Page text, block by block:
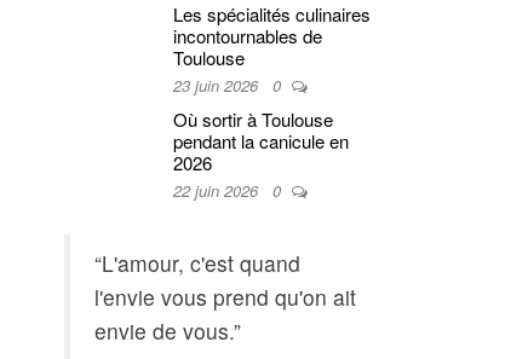
Les spécialités culinaires
incontournables de
Toulouse
23 juin 2026 0
Où sortir à Toulouse
pendant la canicule en
2026
22 juin 2026 0
“L'amour, c'est quand
l'envie vous prend qu'on ait
envie de vous.”